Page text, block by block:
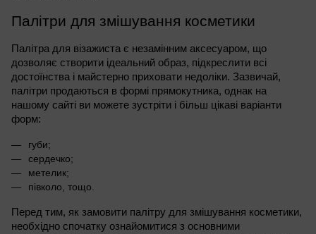
Палітри для змішування косметики
Палітра для візажиста є незамінним аксесуаром, що
дозволяє створити ідеальний образ, підкреслити всі
достоїнства і майстерно приховати недоліки. Зазвичай,
палітри продаються в формі прямокутника, однак на
нашому сайті ви можете зустріти і більш цікаві варіанти
форм:
губи;
сердечко;
метелик;
півколо, тощо.
Перед тим, як замовити палітру для змішування косметики,
необхідно спочатку ознайомитися з основними